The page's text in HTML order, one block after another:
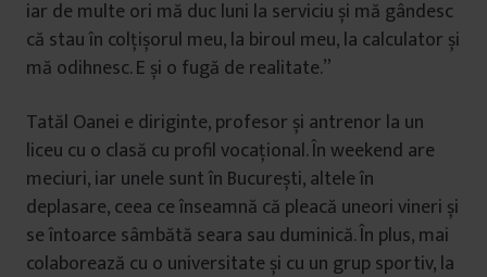
iar de multe ori mă duc luni la serviciu și mă gândesc
că stau în colțișorul meu, la biroul meu, la calculator și
mă odihnesc. E și o fugă de realitate.”
Tatăl Oanei e diriginte, profesor și antrenor la un
liceu cu o clasă cu profil vocațional. În weekend are
meciuri, iar unele sunt în București, altele în
deplasare, ceea ce înseamnă că pleacă uneori vineri și
se întoarce sâmbătă seara sau duminică. În plus, mai
colaborează cu o universitate și cu un grup sportiv, la